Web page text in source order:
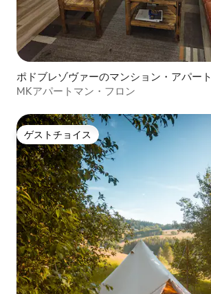
ポドブレゾヴァーのマンション・アパート
MKアパートマン・フロン
ゲストチョイス
ゲストチョイス